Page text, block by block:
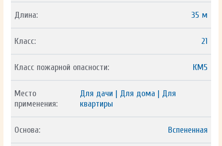
Длина: 35 м
Класс: 21
Класс пожарной опасности: КМ5
Место
применения:
Для дачи | Для дома | Для
квартиры
Основа: Вспененная